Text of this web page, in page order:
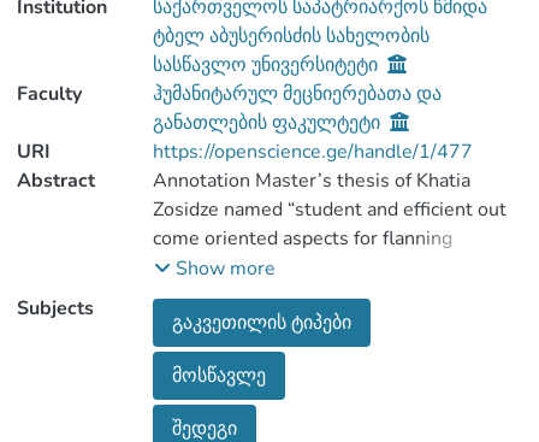
Institution
საქართველოს საპატრიარქოს წმიდა
ტბელ აბუსერისძის სახელობის
სასწავლო უნივერსიტეტი
Faculty
ჰუმანიტარულ მეცნიერებათა და
განათლების ფაკულტეტი
URI
https://openscience.ge/handle/1/477
Abstract
Annotation Master’s thesis of Khatia
Zosidze named “student and efficient out
come oriented aspects for flanning
effective teaching process ”, illustrates
current methods and techniques of
modern school institution ( it describes
mandatory activities for acquiring thecher
Show more
Subjects
გაკვეთილის ტიპები
მოსწავლე
შედეგი